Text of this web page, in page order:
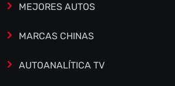
MEJORES AUTOS
MARCAS CHINAS
AUTOANALÍTICA TV